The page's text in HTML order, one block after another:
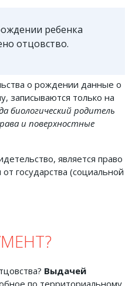
ребенка
отцовство.
о рождении данные о
записываются только на
биологический родитель
и поверхностные
является право
государства (социальной
Выдачей